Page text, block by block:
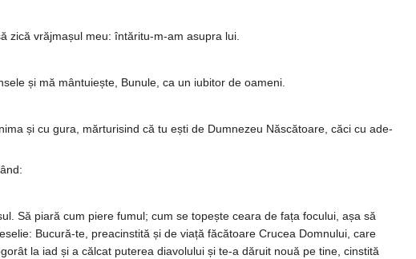
zică vrăj­mașul meu: întăritu-m-am asu­pra lui.
și mă mân­­tuiește, Bunule, ca un iubitor de oameni.
și cu gura, mărturisind că tu ești de Dum­­­nezeu Năs­cătoare, căci cu ade­
Să piară cum piere fumul; cum se topește ceara de fața focului, așa să
Bucură-te, prea­cins­tită și de viață făcătoare Cru­cea Dom­nului, care
la iad și a călcat puterea diavolului și te-a dăruit nouă pe tine, cinstită